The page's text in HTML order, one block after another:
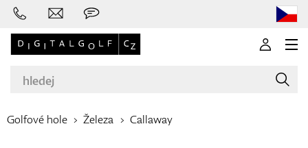
Golfové hole Železa Callaway